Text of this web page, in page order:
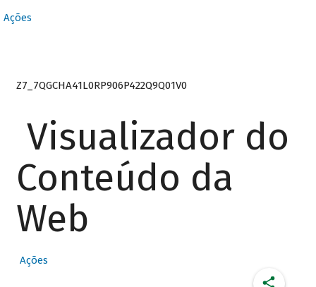
Ações
Z7_7QGCHA41L0RP906P422Q9Q01V0
Visualizador do
Conteúdo da
Web
Ações